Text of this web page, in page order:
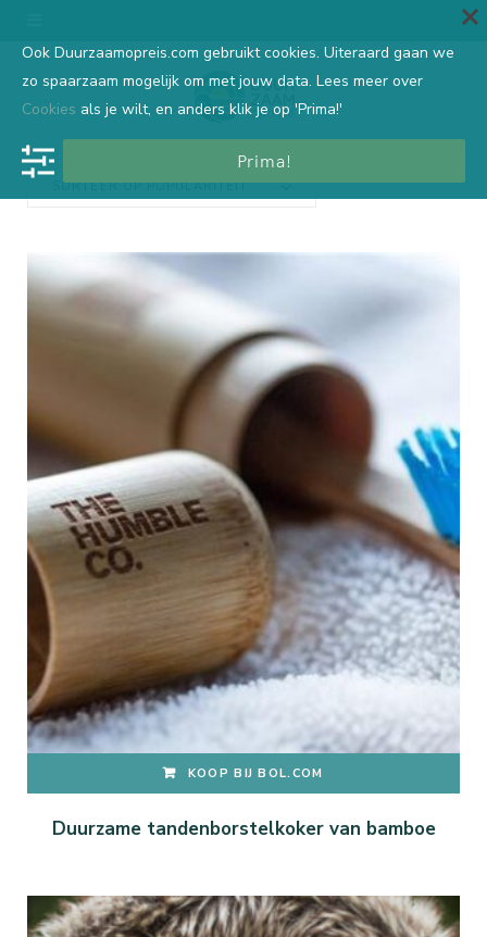
SORTEER OP POPULARITEIT
KOOP BIJ BOL.COM
Duurzame tandenborstelkoker van bamboe
Ook Duurzaamopreis.com gebruikt cookies. Uiteraard gaan we
zo spaarzaam mogelijk om met jouw data. Lees meer over
Cookies als je wilt, en anders klik je op 'Prima!'
Prima!